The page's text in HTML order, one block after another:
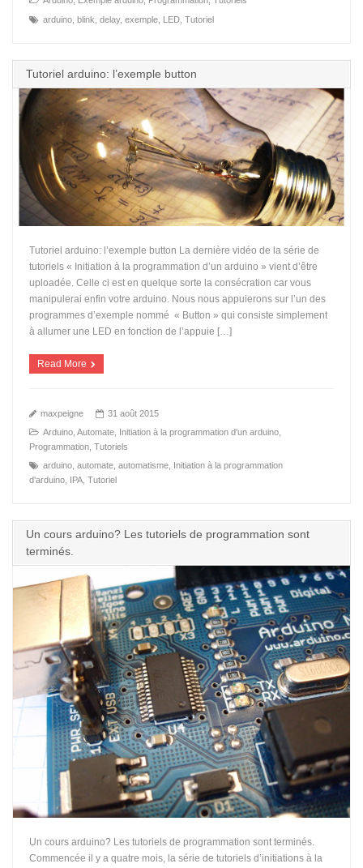
arduino ,blink ,delay,exemple LED ,Tutoriel
Tutoriel arduino: l’exemple button
Tutoriel arduino: l’exemple button La dernière vidéo de la série de
tutoriels « Initiation à la programmation d’un arduino » vient d’être
uploadée. Celle ci est en quelque sorte la consécration car vous
manipulerai enfin votre arduino. Nous nous appuierons sur l’un des
programmes d’exemple nommé « Button » qui consiste simplement
à allumer une LED en fonction de l’appuie […]
Read More
maxpeigne
31 août 2015
Arduino ,Automate Initiation à la programmation d'un arduino
Programmation ,Tutoriels
arduino ,automate ,automatisme Initiation à la programmation
d'arduino IPA ,Tutoriel
Un cours arduino? Les tutoriels de programmation sont
terminés.
Un cours arduino? Les tutoriels de programmation sont terminés.
Commencée il y a quatre mois, la série de tutoriels d’initiations à la